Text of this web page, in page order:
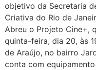
objetivo da Secretaria
Criativa do Rio de
Abreu o Projeto Cine+,
quinta-feira, dia 20, às
de Araújo, no bairro
conta com